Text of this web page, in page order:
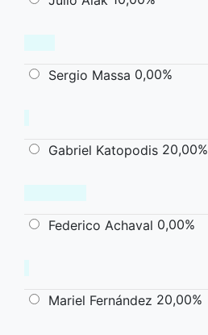
Sergio Massa 0,00%
Gabriel Katopodis 20,00%
Federico Achaval 0,00%
Mariel Fernández 20,00%